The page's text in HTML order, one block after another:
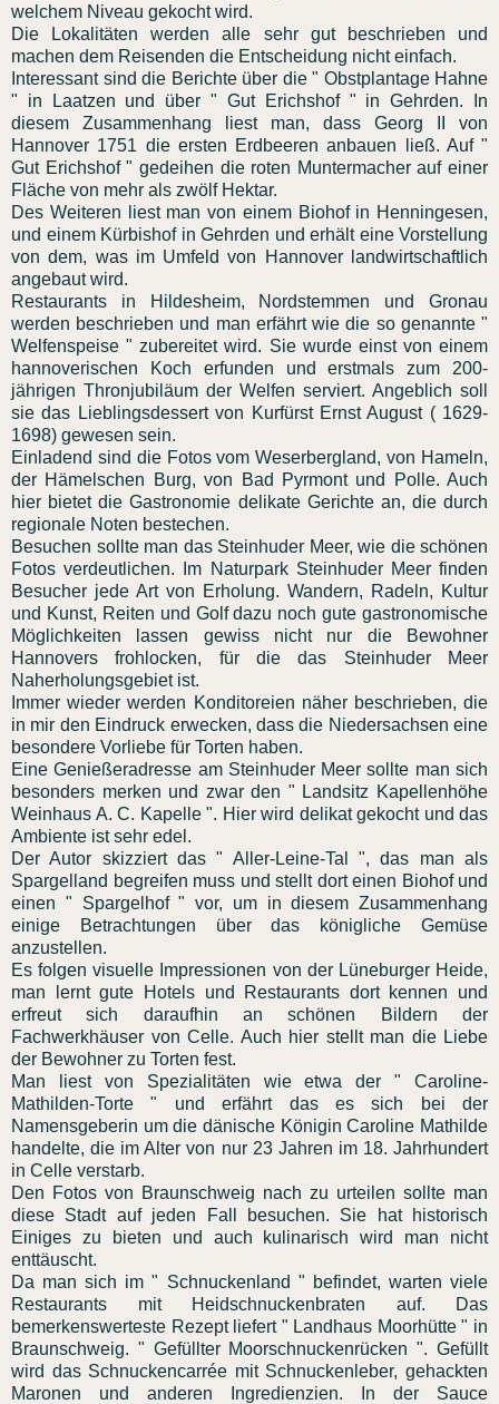
welchem Niveau gekocht wird.
Die Lokalitäten werden alle sehr gut beschrieben und
machen dem Reisenden die Entscheidung nicht einfach.
Interessant sind die Berichte über die " Obstplantage Hahne
" in Laatzen und über " Gut Erichshof " in Gehrden. In
diesem Zusammenhang liest man, dass Georg II von
Hannover 1751 die ersten Erdbeeren anbauen ließ. Auf "
Gut Erichshof " gedeihen die roten Muntermacher auf einer
Fläche von mehr als zwölf Hektar.
Des Weiteren liest man von einem Biohof in Henningesen,
und einem Kürbishof in Gehrden und erhält eine Vorstellung
von dem, was im Umfeld von Hannover landwirtschaftlich
angebaut wird.
Restaurants in Hildesheim, Nordstemmen und Gronau
werden beschrieben und man erfährt wie die so genannte "
Welfenspeise " zubereitet wird. Sie wurde einst von einem
hannoverischen Koch erfunden und erstmals zum 200-
jährigen Thronjubiläum der Welfen serviert. Angeblich soll
sie das Lieblingsdessert von Kurfürst Ernst August ( 1629-
1698) gewesen sein.
Einladend sind die Fotos vom Weserbergland, von Hameln,
der Hämelschen Burg, von Bad Pyrmont und Polle. Auch
hier bietet die Gastronomie delikate Gerichte an, die durch
regionale Noten bestechen.
Besuchen sollte man das Steinhuder Meer, wie die schönen
Fotos verdeutlichen. Im Naturpark Steinhuder Meer finden
Besucher jede Art von Erholung. Wandern, Radeln, Kultur
und Kunst, Reiten und Golf dazu noch gute gastronomische
Möglichkeiten lassen gewiss nicht nur die Bewohner
Hannovers frohlocken, für die das Steinhuder Meer
Naherholungsgebiet ist.
Immer wieder werden Konditoreien näher beschrieben, die
in mir den Eindruck erwecken, dass die Niedersachsen eine
besondere Vorliebe für Torten haben.
Eine Genießeradresse am Steinhuder Meer sollte man sich
besonders merken und zwar den " Landsitz Kapellenhöhe
Weinhaus A. C. Kapelle ". Hier wird delikat gekocht und das
Ambiente ist sehr edel.
Der Autor skizziert das " Aller-Leine-Tal ", das man als
Spargelland begreifen muss und stellt dort einen Biohof und
einen " Spargelhof " vor, um in diesem Zusammenhang
einige Betrachtungen über das königliche Gemüse
anzustellen.
Es folgen visuelle Impressionen von der Lüneburger Heide,
man lernt gute Hotels und Restaurants dort kennen und
erfreut sich daraufhin an schönen Bildern der
Fachwerkhäuser von Celle. Auch hier stellt man die Liebe
der Bewohner zu Torten fest.
Man liest von Spezialitäten wie etwa der " Caroline-
Mathilden-Torte " und erfährt das es sich bei der
Namensgeberin um die dänische Königin Caroline Mathilde
handelte, die im Alter von nur 23 Jahren im 18. Jahrhundert
in Celle verstarb.
Den Fotos von Braunschweig nach zu urteilen sollte man
diese Stadt auf jeden Fall besuchen. Sie hat historisch
Einiges zu bieten und auch kulinarisch wird man nicht
enttäuscht.
Da man sich im " Schnuckenland " befindet, warten viele
Restaurants mit Heidschnuckenbraten auf. Das
bemerkenswerteste Rezept liefert " Landhaus Moorhütte " in
Braunschweig. " Gefüllter Moorschnuckenrücken ". Gefüllt
wird das Schnuckencarrée mit Schnuckenleber, gehackten
Maronen und anderen Ingredienzien. In der Sauce